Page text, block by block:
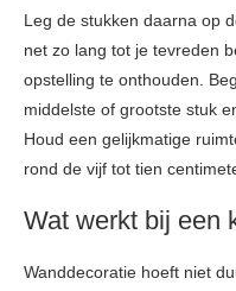
Leg de stukken daarna op
net zo lang tot je tevreden
opstelling te onthouden.
middelste of grootste stuk
Houd een gelijkmatige
rond de vijf tot tien
Wat werkt bij een
Wanddecoratie hoeft niet